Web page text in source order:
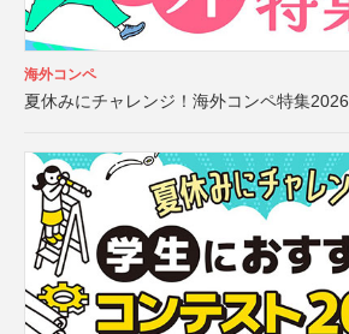
海外コンペ
夏休みにチャレンジ！海外コンペ特集2026